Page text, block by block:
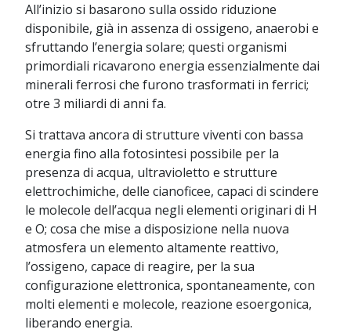
All’inizio si basarono sulla ossido riduzione
disponibile, già in assenza di ossigeno, anaerobi e
sfruttando l’energia solare; questi organismi
primordiali ricavarono energia essenzialmente dai
minerali ferrosi che furono trasformati in ferrici;
otre 3 miliardi di anni fa.
Si trattava ancora di strutture viventi con bassa
energia fino alla fotosintesi possibile per la
presenza di acqua, ultravioletto e strutture
elettrochimiche, delle cianoficee, capaci di scindere
le molecole dell’acqua negli elementi originari di H
e O; cosa che mise a disposizione nella nuova
atmosfera un elemento altamente reattivo,
l’ossigeno, capace di reagire, per la sua
configurazione elettronica, spontaneamente, con
molti elementi e molecole, reazione esoergonica,
liberando energia.